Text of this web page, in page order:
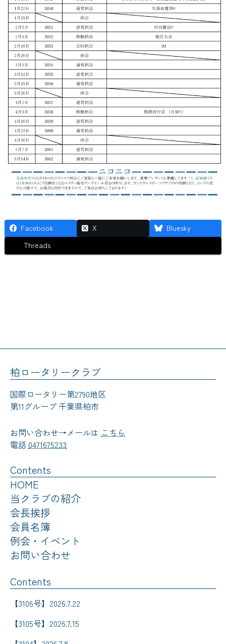
Facebook X
Bluesky
Threads
柏ロータリークラブ
国際ロータリー第2790地区
第11グループ 千葉県柏市
お問い合わせ→メールは こちら
電話 0471675233
Contents
HOME
当クラブの紹介
会長挨拶
会員名簿
例会・イベント
お問い合わせ
Contents
【3106号】2026.7.22
【3105号】2026.7.15